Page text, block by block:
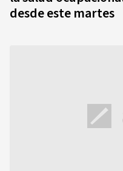
desde este martes